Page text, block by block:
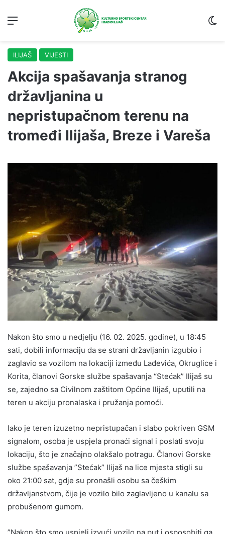
ILIJAŠ VIJESTI
Akcija spašavanja stranog
državljanina u
nepristupačnom terenu na
tromeđi Ilijaša, Breze i Vareša
Nakon što smo u nedjelju (16. 02. 2025. godine), u 18:45
sati, dobili informaciju da se strani državljanin izgubio i
zaglavio sa vozilom na lokaciji između Lađevića, Okruglice i
Korita, članovi Gorske službe spašavanja “Stećak” Ilijaš su
se, zajedno sa Civilnom zaštitom Općine Ilijaš, uputili na
teren u akciju pronalaska i pružanja pomoći.
Iako je teren izuzetno nepristupačan i slabo pokriven GSM
signalom, osoba je uspjela pronaći signal i poslati svoju
lokaciju, što je značajno olakšalo potragu. Članovi Gorske
službe spašavanja ”Stećak” Ilijaš na lice mjesta stigli su
oko 21:00 sat, gdje su pronašli osobu sa češkim
državljanstvom, čije je vozilo bilo zaglavljeno u kanalu sa
probušenom gumom.